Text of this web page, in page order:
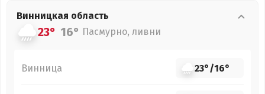
Винницкая область
23° 16° Пасмурно, ливни
Винница 23°/16°